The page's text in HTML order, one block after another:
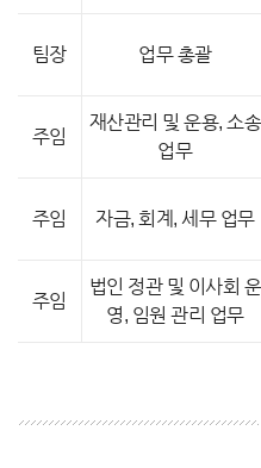
팀장 업무 총괄
주임
재산관리 및 운용, 소송
업무
주임 자금, 회계, 세무 업무
주임
법인 정관 및 이사회 운
영, 임원 관리 업무